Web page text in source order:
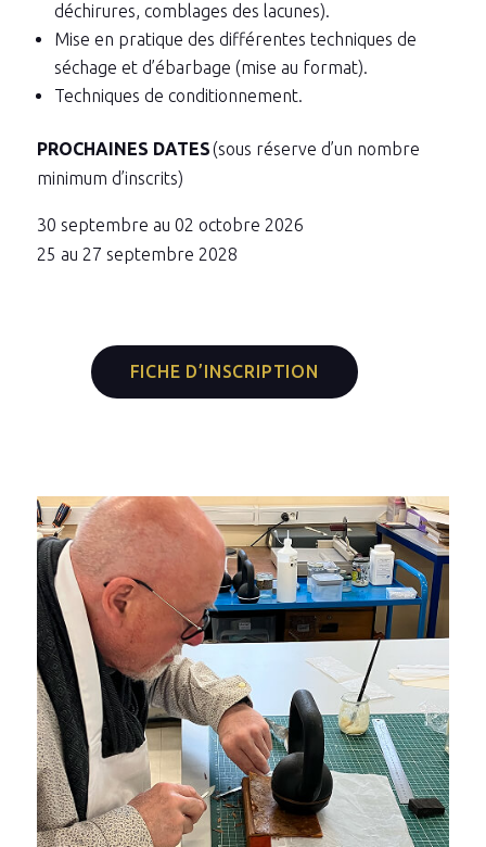
déchirures, comblages des lacunes).
Mise en pratique des différentes techniques de
séchage et d’ébarbage (mise au format).
Techniques de conditionnement.
PROCHAINES DATES(sous réserve d’un nombre
minimum d’inscrits)
30 septembre au 02 octobre 2026
25 au 27 septembre 2028
FICHE D’INSCRIPTION